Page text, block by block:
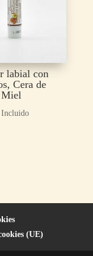
labial con
Cera de
(UE)